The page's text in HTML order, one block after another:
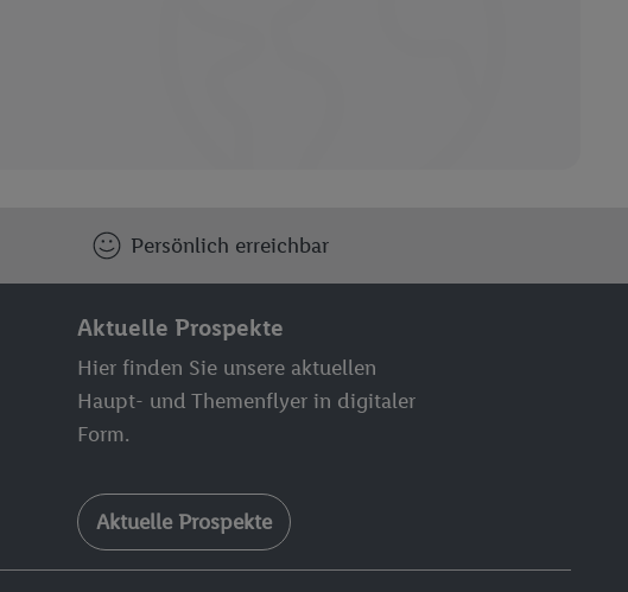
Persönlich erreichbar
Aktuelle Prospekte
Hier finden Sie unsere aktuellen
Haupt- und Themenflyer in digitaler
Form.
Aktuelle Prospekte